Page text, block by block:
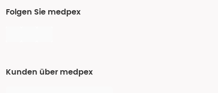
Folgen Sie medpex
Kunden über medpex